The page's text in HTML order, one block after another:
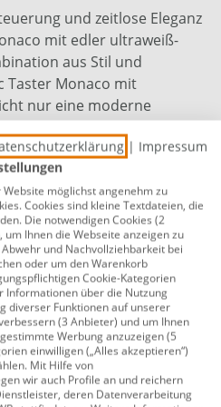
und zeitlose Eleganz
mit edler ultraweiß-
aus Stil und
Taster Monaco mit
nur eine moderne
Sein
hochwertige Verarbeitung
in jedem Raum. Die
Umfeld einen Hauch von
sanfte Wippenbedienung
ein und ermöglicht
von Beleuchtung,
Taster Monaco mit
ein Steuerungselement,
für modernes Wohnen.
Projekt starten oder Ihre
möchten, dieser
| Impressum
möglichst angenehm zu
Cookies sind kleine Textdateien, die
Die notwendigen Cookies (2
Ihnen die Webseite anzeigen zu
und Nachvollziehbarkeit bei
oder um den Warenkorb
Cookie-Kategorien
Informationen über die Nutzung
diverser Funktionen auf unserer
(3 Anbieter) und um Ihnen
Werbung anzuzeigen (5
einwilligen („Alles akzeptieren“)
Mit Hilfe von
wir auch Profile an und reichern
deren Datenverarbeitung